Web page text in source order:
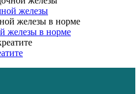
железы
железы в норме